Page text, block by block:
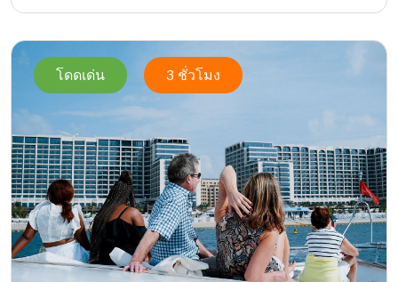
โดดเด่น 3 ชั่วโมง